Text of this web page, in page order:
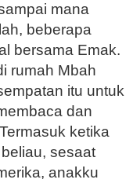
mana
beberapa
bersama Emak.
rumah Mbah
itu untuk
dan
ketika
sesaat
anakku